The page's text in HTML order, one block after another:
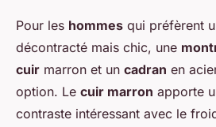
Pour les hommes qui préfèrent
décontracté mais chic, une
cuir marron et un cadran en
option. Le cuir marron apporte
contraste intéressant avec le